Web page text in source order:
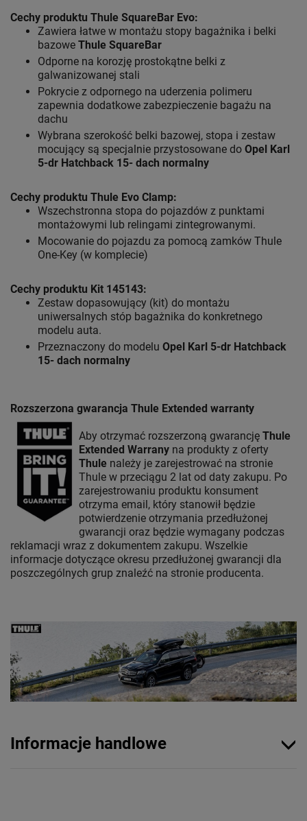
Cechy produktu Thule SquareBar Evo:
Zawiera łatwe w montażu stopy bagażnika i belki
bazowe Thule SquareBar
Odporne na korozję prostokątne belki z
galwanizowanej stali
Pokrycie z odpornego na uderzenia polimeru
zapewnia dodatkowe zabezpieczenie bagażu na
dachu
Wybrana szerokość belki bazowej, stopa i zestaw
mocujący są specjalnie przystosowane do Opel Karl
5-dr Hatchback 15- dach normalny
Cechy produktu Thule Evo Clamp:
Wszechstronna stopa do pojazdów z punktami
montażowymi lub relingami zintegrowanymi.
Mocowanie do pojazdu za pomocą zamków Thule
One-Key (w komplecie)
Cechy produktu Kit 145143:
Zestaw dopasowujący (kit) do montażu
uniwersalnych stóp bagażnika do konkretnego
modelu auta.
Przeznaczony do modelu Opel Karl 5-dr Hatchback
15- dach normalny
Rozszerzona gwarancja Thule Extended warranty
Aby otrzymać rozszerzoną gwarancję Thule
Extended Warrany na produkty z oferty
Thule należy je zarejestrować na stronie
Thule w przeciągu 2 lat od daty zakupu. Po
zarejestrowaniu produktu konsument
otrzyma email, który stanowił będzie
potwierdzenie otrzymania przedłużonej
gwarancji oraz będzie wymagany podczas
reklamacji wraz z dokumentem zakupu. Wszelkie
informacje dotyczące okresu przedłużonej gwarancji dla
poszczególnych grup znaleźć na stronie producenta.
Informacje handlowe